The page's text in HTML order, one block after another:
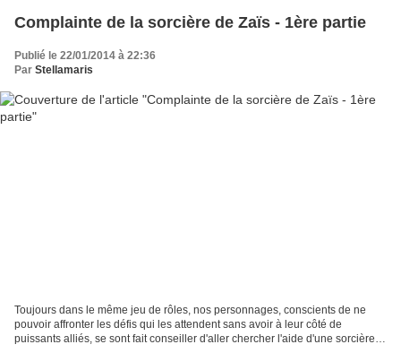
Complainte de la sorcière de Zaïs - 1ère partie
Publié le 22/01/2014 à 22:36
Par Stellamaris
Toujours dans le même jeu de rôles, nos personnages, conscients de ne
pouvoir affronter les défis qui les attendent sans avoir à leur côté de
puissants alliés, se sont fait conseiller d'aller chercher l'aide d'une sorcière,